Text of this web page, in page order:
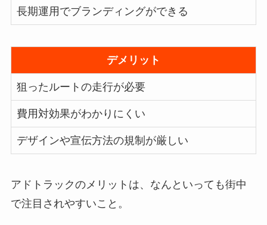
長期運用でブランディングができる
デメリット
狙ったルートの走行が必要
費用対効果がわかりにくい
デザインや宣伝方法の規制が厳しい
アドトラックのメリットは、なんといっても街中
で注目されやすいこと。